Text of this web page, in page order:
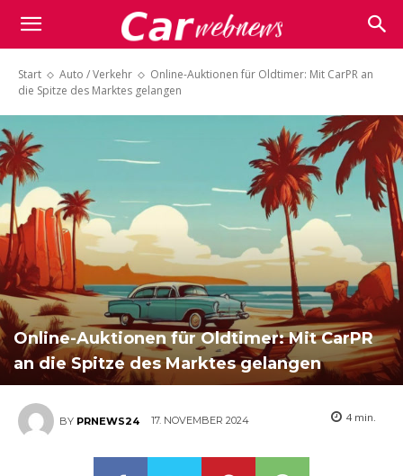
Carwebnews.com
Start Auto / Verkehr
Online-Auktionen für Oldtimer: Mit CarPR an
die Spitze des Marktes gelangen
Online-Auktionen für Oldtimer: Mit CarPR
an die Spitze des Marktes gelangen
BY PRNEWS24 17. NOVEMBER 2024 4 min.